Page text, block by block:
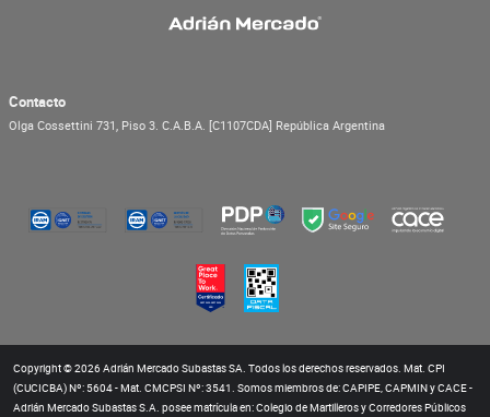
Contacto
Olga Cossettini 731, Piso 3. C.A.B.A. [C1107CDA] República Argentina
Copyright © 2026 Adrián Mercado Subastas SA. Todos los derechos reservados. Mat. CPI
(CUCICBA) Nº: 5604 - Mat. CMCPSI Nº: 3541. Somos miembros de: CAPIPE, CAPMIN y CACE -
Adrián Mercado Subastas S.A. posee matrícula en: Colegio de Martilleros y Corredores Públicos